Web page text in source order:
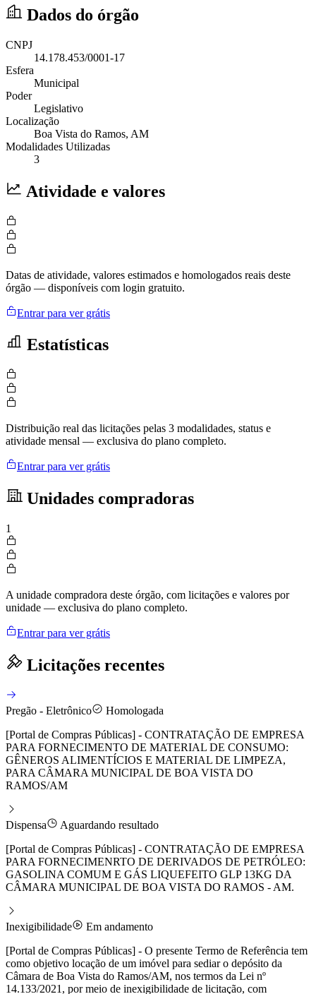
Dados do órgão
CNPJ
14.178.453/0001-17
Esfera
Municipal
Poder
Legislativo
Localização
Boa Vista do Ramos, AM
Modalidades Utilizadas
3
Atividade e valores
Datas de atividade, valores estimados e homologados reais deste
órgão — disponíveis com login gratuito.
Entrar para ver grátis
Estatísticas
Distribuição real das licitações pelas 3 modalidades, status e
atividade mensal — exclusiva do plano completo.
Entrar para ver grátis
Unidades compradoras
1
A unidade compradora deste órgão, com licitações e valores por
unidade — exclusiva do plano completo.
Entrar para ver grátis
Licitações recentes
Pregão - Eletrônico
Homologada
[Portal de Compras Públicas] - CONTRATAÇÃO DE EMPRESA
PARA FORNECIMENTO DE MATERIAL DE CONSUMO:
GÊNEROS ALIMENTÍCIOS E MATERIAL DE LIMPEZA,
PARA CÂMARA MUNICIPAL DE BOA VISTA DO
RAMOS/AM
Dispensa
Aguardando resultado
[Portal de Compras Públicas] - CONTRATAÇÃO DE EMPRESA
PARA FORNECIMENRTO DE DERIVADOS DE PETRÓLEO:
GASOLINA COMUM E GÁS LIQUEFEITO GLP 13KG DA
CÂMARA MUNICIPAL DE BOA VISTA DO RAMOS - AM.
Inexigibilidade
Em andamento
[Portal de Compras Públicas] - O presente Termo de Referência tem
como objetivo locação de um imóvel para sediar o depósito da
Câmara de Boa Vista do Ramos/AM, nos termos da Lei nº
14.133/2021, por meio de inexigibilidade de licitação, com